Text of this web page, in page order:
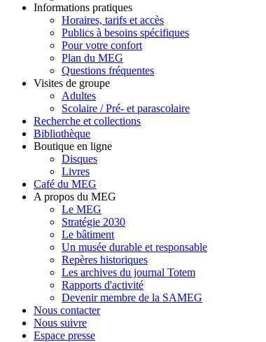
Informations pratiques
Horaires, tarifs et accès
Publics à besoins spécifiques
Pour votre confort
Plan du MEG
Questions fréquentes
Visites de groupe
Adultes
Scolaire / Pré- et parascolaire
Recherche et collections
Bibliothèque
Boutique en ligne
Disques
Livres
Café du MEG
A propos du MEG
Le MEG
Stratégie 2030
Le bâtiment
Un musée durable et responsable
Repères historiques
Les archives du journal Totem
Rapports d'activité
Devenir membre de la SAMEG
Nous contacter
Nous suivre
Espace presse